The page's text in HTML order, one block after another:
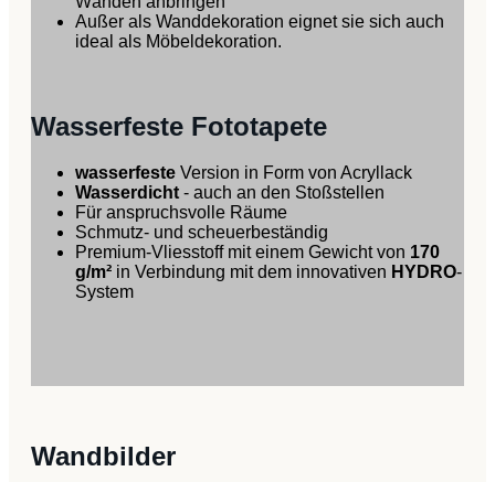
Außer als Wanddekoration eignet sie sich auch
ideal als Möbeldekoration.
Wasserfeste Fototapete
wasserfeste Version in Form von Acryllack
Wasserdicht - auch an den Stoßstellen
Für anspruchsvolle Räume
Schmutz- und scheuerbeständig
Premium-Vliesstoff mit einem Gewicht von 170
g/m² in Verbindung mit dem innovativen HYDRO-
System
Wandbilder